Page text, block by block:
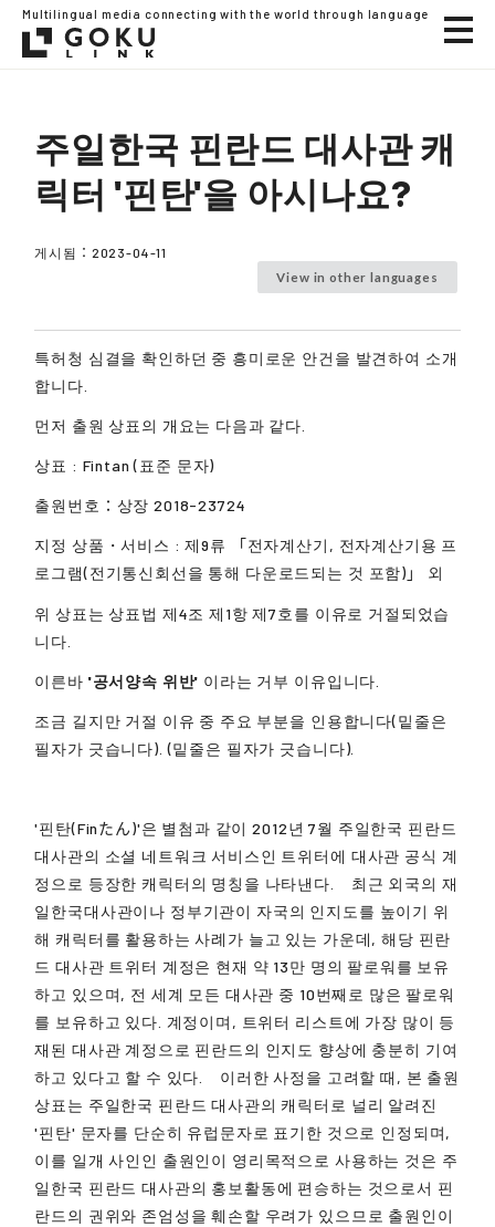
Multilingual media connecting with the world through language
주일한국 핀란드 대사관 캐
릭터 '핀탄'을 아시나요?
게시됨： 2023-04-11
View in other languages
특허청 심결을 확인하던 중 흥미로운 안건을 발견하여 소개
합니다.
먼저 출원 상표의 개요는 다음과 같다.
상표 : Fintan (표준 문자)
출원번호：상장 2018-23724
지정 상품・서비스 : 제9류 「전자계산기, 전자계산기용 프
로그램(전기통신회선을 통해 다운로드되는 것 포함)」 외
위 상표는 상표법 제4조 제1항 제7호를 이유로 거절되었습
니다.
이른바 '공서양속 위반' 이라는 거부 이유입니다.
조금 길지만 거절 이유 중 주요 부분을 인용합니다(밑줄은
필자가 긋습니다). (밑줄은 필자가 긋습니다).
'핀탄(Finたん)'은 별첨과 같이 2012년 7월 주일한국 핀란드
대사관의 소셜 네트워크 서비스인 트위터에 대사관 공식 계
정으로 등장한 캐릭터의 명칭을 나타낸다. 최근 외국의 재
일한국대사관이나 정부기관이 자국의 인지도를 높이기 위
해 캐릭터를 활용하는 사례가 늘고 있는 가운데, 해당 핀란
드 대사관 트위터 계정은 현재 약 13만 명의 팔로워를 보유
하고 있으며, 전 세계 모든 대사관 중 10번째로 많은 팔로워
를 보유하고 있다. 계정이며, 트위터 리스트에 가장 많이 등
재된 대사관 계정으로 핀란드의 인지도 향상에 충분히 기여
하고 있다고 할 수 있다. 이러한 사정을 고려할 때, 본 출원
상표는 주일한국 핀란드 대사관의 캐릭터로 널리 알려진
'핀탄' 문자를 단순히 유럽문자로 표기한 것으로 인정되며,
이를 일개 사인인 출원인이 영리목적으로 사용하는 것은 주
일한국 핀란드 대사관의 홍보활동에 편승하는 것으로서 핀
란드의 권위와 존엄성을 훼손할 우려가 있으므로 출원인이